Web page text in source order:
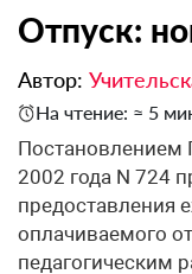
Отпуск:
Автор:
На чтение: ≈ 5
Постановлением
2002 года N 724
предоставления
оплачиваемого
педагогическим